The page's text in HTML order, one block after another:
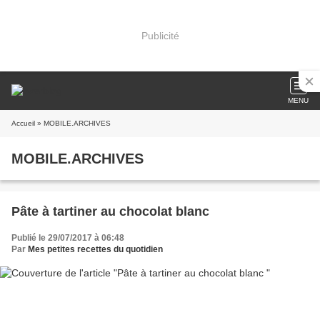
Publicité
MENU
Accueil » MOBILE.ARCHIVES
MOBILE.ARCHIVES
Pâte à tartiner au chocolat blanc
Publié le 29/07/2017 à 06:48
Par Mes petites recettes du quotidien